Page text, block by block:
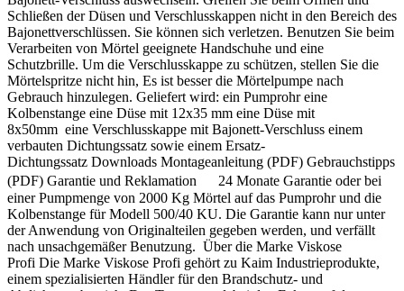
Schließen der Düsen und Verschlusskappen nicht in den Bereich des
Bajonettverschlüssen. Sie können sich verletzen. Benutzen Sie beim
Verarbeiten von Mörtel geeignete Handschuhe und eine
Schutzbrille. Um die Verschlusskappe zu schützen, stellen Sie die
Mörtelspritze nicht hin, Es ist besser die Mörtelpumpe nach
Gebrauch hinzulegen. Geliefert wird: ein Pumprohr eine
Kolbenstange eine Düse mit 12x35 mm eine Düse mit
8x50mm eine Verschlusskappe mit Bajonett-Verschluss einem
verbauten Dichtungssatz sowie einem Ersatz-
Dichtungssatz Downloads Montageanleitung (PDF) Gebrauchstipps
(PDF) Garantie und Reklamation 24 Monate Garantie oder bei
einer Pumpmenge von 2000 Kg Mörtel auf das Pumprohr und die
Kolbenstange für Modell 500/40 KU. Die Garantie kann nur unter
der Anwendung von Originalteilen gegeben werden, und verfällt
nach unsachgemäßer Benutzung. Über die Marke Viskose
Profi Die Marke Viskose Profi gehört zu Kaim Industrieprodukte,
einem spezialisierten Händler für den Brandschutz- und